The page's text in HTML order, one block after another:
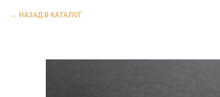
НАЗАД В КАТАЛОГ